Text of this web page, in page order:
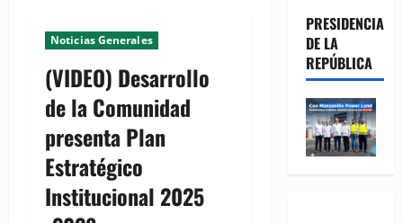
Noticias Generales
(VIDEO) Desarrollo
de la Comunidad
presenta Plan
Estratégico
Institucional 2025
PRESIDENCIA
DE LA
REPÚBLICA